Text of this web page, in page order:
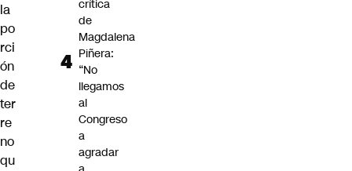
la
po
rci
ón
de
ter
re
no
qu
crítica
de
Magdalena
Piñera:
“No
llegamos
al
Congreso
a
agradar